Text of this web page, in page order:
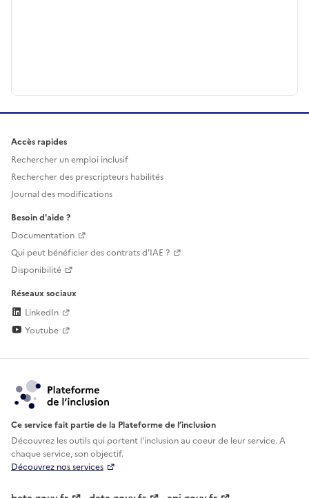
Accès rapides
Rechercher un emploi inclusif
Rechercher des prescripteurs habilités
Journal des modifications
Besoin d'aide ?
Documentation
Qui peut bénéficier des contrats d'IAE ?
Disponibilité
Réseaux sociaux
LinkedIn
Youtube
Ce service fait partie de la Plateforme de l’inclusion
Découvrez les outils qui portent l'inclusion aucoeur de leur service. A
chaque service, son objectif.
Découvrez nos services